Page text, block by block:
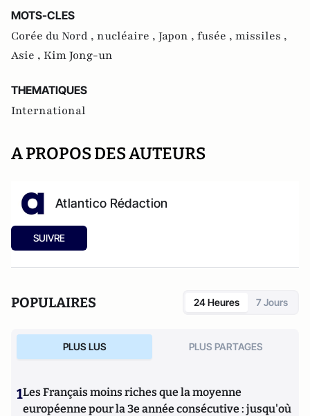
MOTS-CLES
Corée du Nord , nucléaire , Japon , fusée , missiles ,
Asie , Kim Jong-un
THEMATIQUES
International
A PROPOS DES AUTEURS
Atlantico Rédaction
SUIVRE
POPULAIRES 24 Heures 7 Jours
PLUS LUS PLUS PARTAGES
1Les Français moins riches que la moyenne
européenne pour la 3e année consécutive : jusqu'où